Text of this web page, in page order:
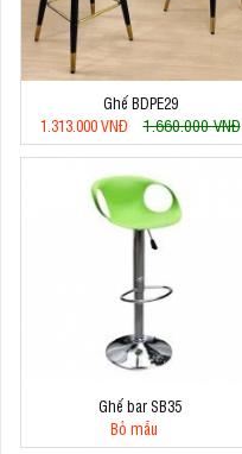
Ghế BDPE29
1.313.000 VNĐ
1.660.000 VNĐ
Ghế bar SB35
Bỏ mẫu